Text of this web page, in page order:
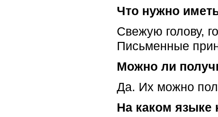
Что нужно
Свежую голову,
Письменные
Можно ли
Да. Их можно
На каком языке